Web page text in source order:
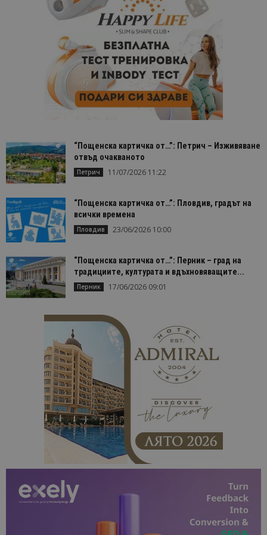
“Пощенска картичка от…”: Петрич – Изживяване
отвъд очакваното
Петрич 11/07/2026 11:22
“Пощенска картичка от…”: Пловдив, градът на
всички времена
Пловдив 23/06/2026 10:00
“Пощенска картичка от…”: Перник – град на
традициите, културата и вдъхновяващите...
Перник 17/06/2026 09:01
анализ на